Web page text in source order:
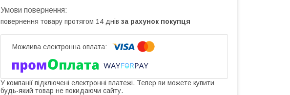
повернення товару протягом 14 днів за рахунок покупця
У компанії підключені електронні платежі. Тепер ви можете купити
будь-який товар не покидаючи сайту.